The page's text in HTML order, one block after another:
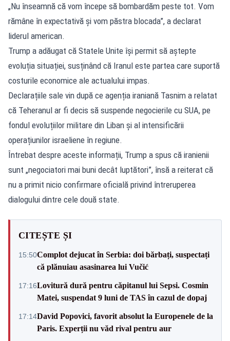
„Nu înseamnă că vom începe să bombardăm peste tot. Vom
rămâne în expectativă și vom păstra blocada”, a declarat
liderul american.
Trump a adăugat că Statele Unite își permit să aștepte
evoluția situației, susținând că Iranul este partea care suportă
costurile economice ale actualului impas.
Declarațiile sale vin după ce agenția iraniană Tasnim a relatat
că Teheranul ar fi decis să suspende negocierile cu SUA, pe
fondul evoluțiilor militare din Liban și al intensificării
operațiunilor israeliene în regiune.
Întrebat despre aceste informații, Trump a spus că iranienii
sunt „negociatori mai buni decât luptători”, însă a reiterat că
nu a primit nicio confirmare oficială privind întreruperea
dialogului dintre cele două state.
CITEȘTE ȘI
15:50Complot dejucat în Serbia: doi bărbați, suspectați
că plănuiau asasinarea lui Vučić
17:16Lovitură dură pentru căpitanul lui Sepsi. Cosmin
Matei, suspendat 9 luni de TAS în cazul de dopaj
17:14David Popovici, favorit absolut la Europenele de la
Paris. Experții nu văd rival pentru aur